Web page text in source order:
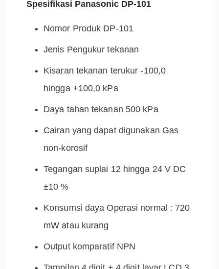
Spesifikasi Panasonic DP-101
Nomor Produk DP-101
Jenis Pengukur tekanan
Kisaran tekanan terukur -100,0
hingga +100,0 kPa
Daya tahan tekanan 500 kPa
Cairan yang dapat digunakan Gas
non-korosif
Tegangan suplai 12 hingga 24 V DC
±10 %
Konsumsi daya Operasi normal : 720
mW atau kurang
Output komparatif NPN